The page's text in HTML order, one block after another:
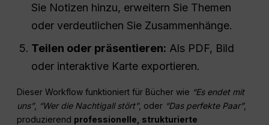
Sie Notizen hinzu, erweitern Sie Themen
oder verdeutlichen Sie Zusammenhänge.
Teilen oder präsentieren: Als PDF, Bild
oder interaktive Karte exportieren.
Dieser Workflow funktioniert für Bücher wie “Es endet mit
uns”, “Wer die Nachtigall stört”, oder “Das perfekte Paar”,
produzierend professionelle, strukturierte